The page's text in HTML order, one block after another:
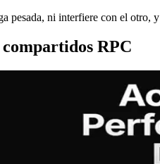
pesada, ni interfiere con el otro,
RPC